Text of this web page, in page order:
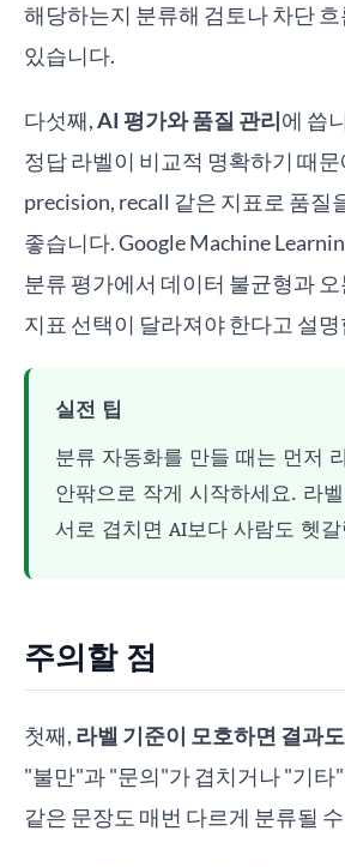
해당하는지 분류해 검토나 차단
있습니다.
다섯째,AI 평가와 품질 관리에 씁
정답 라벨이 비교적 명확하기 때문
precision, recall 같은 지표로 품질
좋습니다. Google Machine
분류 평가에서 데이터 불균형과
지표 선택이 달라져야 한다고 설
실전 팁
분류 자동화를 만들 때는 먼저
안팎으로 작게 시작하세요. 라
서로 겹치면 AI보다 사람도 헷
주의할 점
첫째, 라벨 기준이 모호하면 결과
"불만"과 "문의"가 겹치거나 "기타
같은 문장도 매번 다르게 분류될